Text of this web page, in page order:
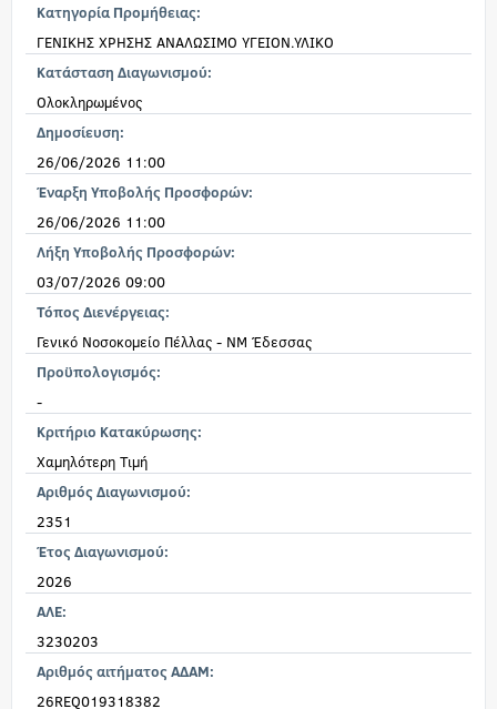
Κατηγορία Προμήθειας:
ΓΕΝΙΚΗΣ ΧΡΗΣΗΣ ΑΝΑΛΩΣΙΜΟ ΥΓΕΙΟΝ.ΥΛΙΚΟ
Κατάσταση Διαγωνισμού:
Ολοκληρωμένος
Δημοσίευση:
26/06/2026 11:00
Έναρξη Υποβολής Προσφορών:
26/06/2026 11:00
Λήξη Υποβολής Προσφορών:
03/07/2026 09:00
Τόπος Διενέργειας:
Γενικό Νοσοκομείο Πέλλας - ΝΜ Έδεσσας
Προϋπολογισμός:
-
Κριτήριο Κατακύρωσης:
Χαμηλότερη Τιμή
Αριθμός Διαγωνισμού:
2351
Έτος Διαγωνισμού:
2026
ΑΛΕ:
3230203
Αριθμός αιτήματος ΑΔΑΜ:
26REQ019318382